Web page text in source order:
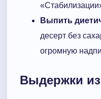
Выпить
десерт без
огромную
Выдержки